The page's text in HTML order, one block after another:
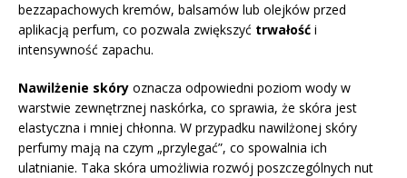
bezzapachowych kremów, balsamów lub olejków przed
aplikacją perfum, co pozwala zwiększyć trwałość i
intensywność zapachu.
Nawilżenie skóry oznacza odpowiedni poziom wody w
warstwie zewnętrznej naskórka, co sprawia, że skóra jest
elastyczna i mniej chłonna. W przypadku nawilżonej skóry
perfumy mają na czym „przylegać”, co spowalnia ich
ulatnianie. Taka skóra umożliwia rozwój poszczególnych nut